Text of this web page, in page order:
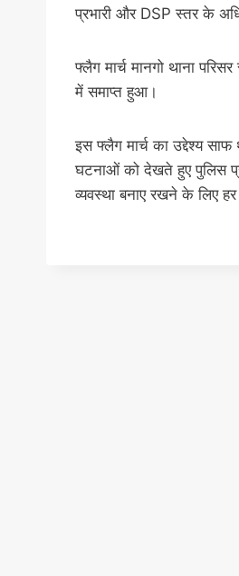
प्रभारी और DSP स्तर के
फ्लैग मार्च मानगो थाना
में समाप्त हुआ।
इस फ्लैग मार्च का उद्देश्य
घटनाओं को देखते हुए पुलिस
व्यवस्था बनाए रखने के लिए